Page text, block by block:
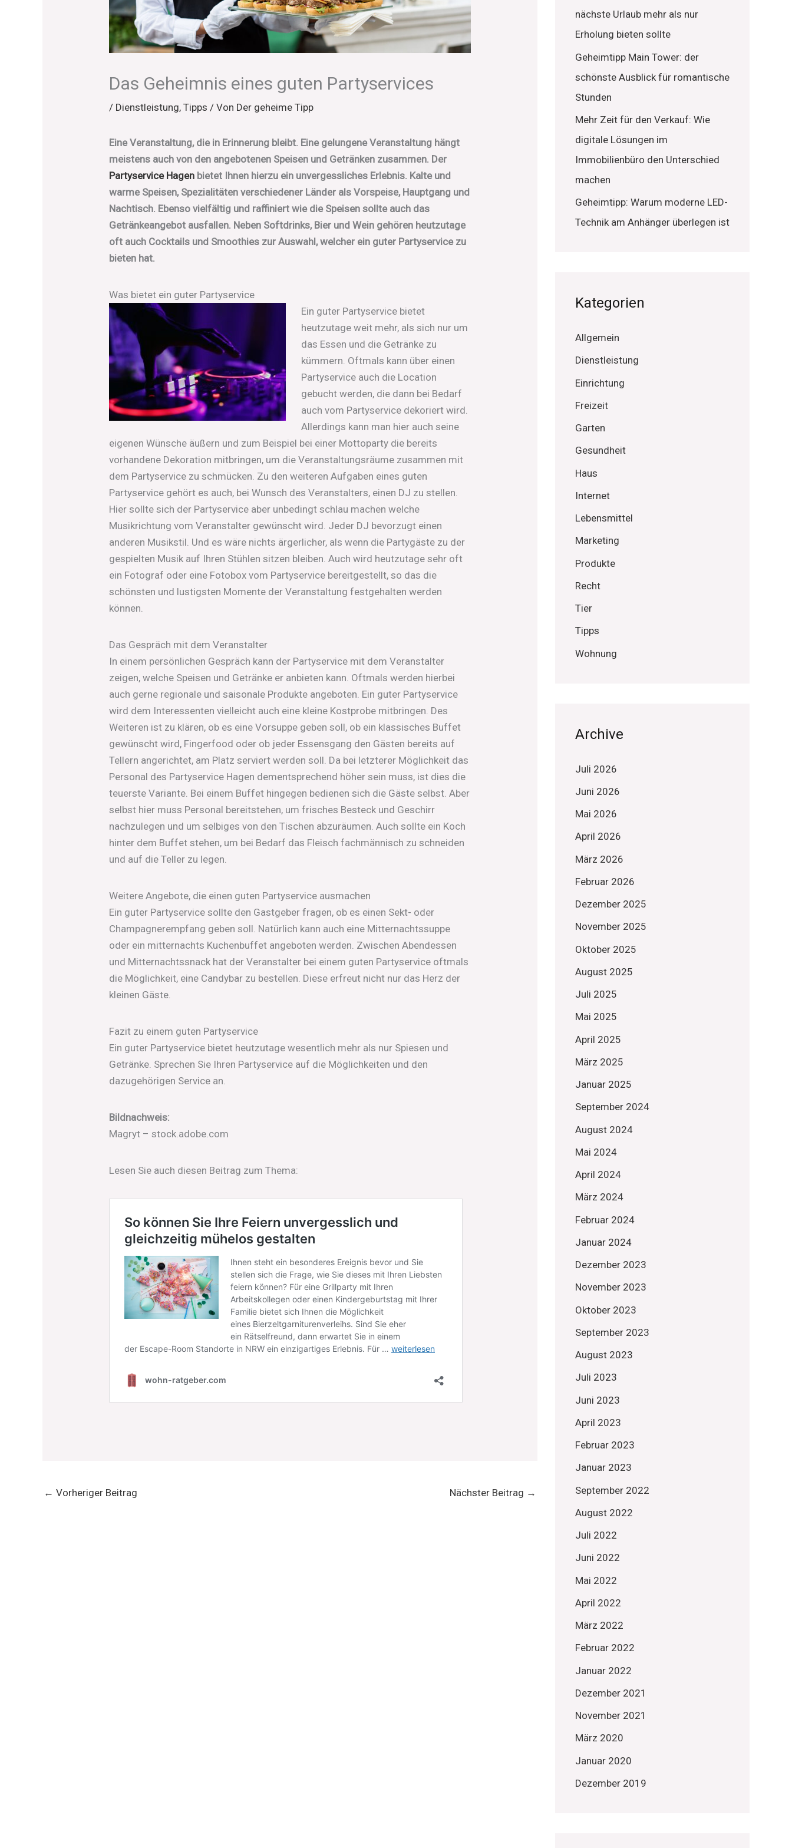
Das Geheimnis eines guten Partyservices
/ Dienstleistung,Tipps / Von Der geheime Tipp
Eine Veranstaltung, die in Erinnerung bleibt. Eine gelungene Veranstaltung hängt
meistens auch von den angebotenen Speisen und Getränken zusammen. Der
Partyservice Hagen bietet Ihnen hierzu ein unvergessliches Erlebnis. Kalte und
warme Speisen, Spezialitäten verschiedener Länder als Vorspeise, Hauptgang und
Nachtisch. Ebenso vielfältig und raffiniert wie die Speisen sollte auch das
Getränkeangebot ausfallen. Neben Softdrinks, Bier und Wein gehören heutzutage
oft auch Cocktails und Smoothies zur Auswahl, welcher ein guter Partyservice zu
bieten hat.
Was bietet ein guter Partyservice
Ein guter Partyservice bietet
heutzutage weit mehr, als sich nur um
das Essen und die Getränke zu
kümmern. Oftmals kann über einen
Partyservice auch die Location
gebucht werden, die dann bei Bedarf
auch vom Partyservice dekoriert wird.
Allerdings kann man hier auch seine
eigenen Wünsche äußern und zum Beispiel bei einer Mottoparty die bereits
vorhandene Dekoration mitbringen, um die Veranstaltungsräume zusammen mit
dem Partyservice zu schmücken. Zu den weiteren Aufgaben eines guten
Partyservice gehört es auch, bei Wunsch des Veranstalters, einen DJ zu stellen.
Hier sollte sich der Partyservice aber unbedingt schlau machen welche
Musikrichtung vom Veranstalter gewünscht wird. Jeder DJ bevorzugt einen
anderen Musikstil. Und es wäre nichts ärgerlicher, als wenn die Partygäste zu der
gespielten Musik auf Ihren Stühlen sitzen bleiben. Auch wird heutzutage sehr oft
ein Fotograf oder eine Fotobox vom Partyservice bereitgestellt, so das die
schönsten und lustigsten Momente der Veranstaltung festgehalten werden
können.
Das Gespräch mit dem Veranstalter
In einem persönlichen Gespräch kann der Partyservice mit dem Veranstalter
zeigen, welche Speisen und Getränke er anbieten kann. Oftmals werden hierbei
auch gerne regionale und saisonale Produkte angeboten. Ein guter Partyservice
wird dem Interessenten vielleicht auch eine kleine Kostprobe mitbringen. Des
Weiteren ist zu klären, ob es eine Vorsuppe geben soll, ob ein klassisches Buffet
gewünscht wird, Fingerfood oder ob jeder Essensgang den Gästen bereits auf
Tellern angerichtet, am Platz serviert werden soll. Da bei letzterer Möglichkeit das
Personal des Partyservice Hagen dementsprechend höher sein muss, ist dies die
teuerste Variante. Bei einem Buffet hingegen bedienen sich die Gäste selbst. Aber
selbst hier muss Personal bereitstehen, um frisches Besteck und Geschirr
nachzulegen und um selbiges von den Tischen abzuräumen. Auch sollte ein Koch
hinter dem Buffet stehen, um bei Bedarf das Fleisch fachmännisch zu schneiden
und auf die Teller zu legen.
Weitere Angebote, die einen guten Partyservice ausmachen
Ein guter Partyservice sollte den Gastgeber fragen, ob es einen Sekt- oder
Champagnerempfang geben soll. Natürlich kann auch eine Mitternachtssuppe
oder ein mitternachts Kuchenbuffet angeboten werden. Zwischen Abendessen
und Mitternachtssnack hat der Veranstalter bei einem guten Partyservice oftmals
die Möglichkeit, eine Candybar zu bestellen. Diese erfreut nicht nur das Herz der
kleinen Gäste.
Fazit zu einem guten Partyservice
Ein guter Partyservice bietet heutzutage wesentlich mehr als nur Spiesen und
Getränke. Sprechen Sie Ihren Partyservice auf die Möglichkeiten und den
dazugehörigen Service an.
Bildnachweis:
Magryt – stock.adobe.com
Lesen Sie auch diesen Beitrag zum Thema:
← Vorheriger Beitrag Nächster Beitrag →
nächste Urlaub mehr als nur
Erholung bieten sollte
Geheimtipp Main Tower: der
schönste Ausblick für romantische
Stunden
Mehr Zeit für den Verkauf: Wie
digitale Lösungen im
Immobilienbüro den Unterschied
machen
Geheimtipp: Warum moderne LED-
Technik am Anhänger überlegen ist
Kategorien
Allgemein
Dienstleistung
Einrichtung
Freizeit
Garten
Gesundheit
Haus
Internet
Lebensmittel
Marketing
Produkte
Recht
Tier
Tipps
Wohnung
Archive
Juli 2026
Juni 2026
Mai 2026
April 2026
März 2026
Februar 2026
Dezember 2025
November 2025
Oktober 2025
August 2025
Juli 2025
Mai 2025
April 2025
März 2025
Januar 2025
September 2024
August 2024
Mai 2024
April 2024
März 2024
Februar 2024
Januar 2024
Dezember 2023
November 2023
Oktober 2023
September 2023
August 2023
Juli 2023
Juni 2023
April 2023
Februar 2023
Januar 2023
September 2022
August 2022
Juli 2022
Juni 2022
Mai 2022
April 2022
März 2022
Februar 2022
Januar 2022
Dezember 2021
November 2021
März 2020
Januar 2020
Dezember 2019